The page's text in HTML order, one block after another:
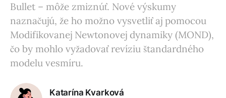
Bullet – môže zmiznúť. Nové výskumy
naznačujú, že ho možno vysvetliť aj pomocou
Modifikovanej Newtonovej dynamiky (MOND),
čo by mohlo vyžadovať revíziu štandardného
modelu vesmíru.
Katarína Kvarková